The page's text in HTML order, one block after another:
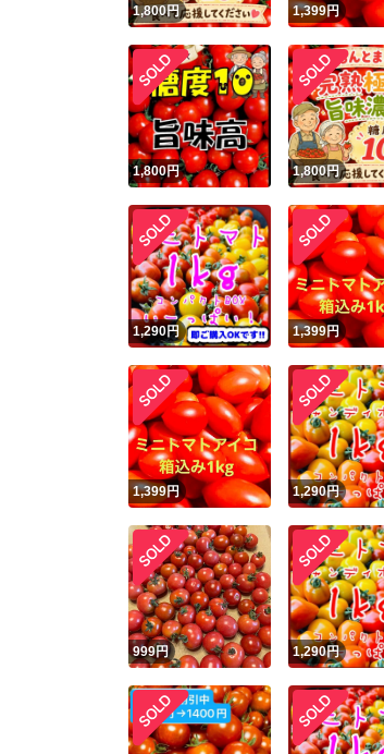
1,800円 1,399円
1,800円 1,800円
1,290円 1,399円
1,399円 1,290円
999円 1,290円